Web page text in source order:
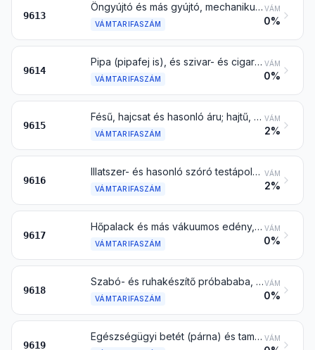
9613
Öngyújtó és más gyújtó, mechanikus vagy elektromos is, és ezek alkatrésze, a tűzkő és a kanóc kivételével
VÁMTARIFASZÁM
VÁM
0%
9614
Pipa (pipafej is), és szivar- és cigarettaszipka és ezek alkatrészei
VÁMTARIFASZÁM
VÁM
0%
9615
Fésű, hajcsat és hasonló áru; hajtű, hullámcsat, hajcsipesz, hajcsavaró és hasonló áru, a 8516 vtsz. alá tartozó kivételével, és mindezek alkatrészei
VÁMTARIFASZÁM
VÁM
2%
9616
Illatszer- és hasonló szóró testápolási célra, és ezekhez szerelék és szórófej; púderpamacs és párna test- és szépségápoló készítmény felviteléhez
VÁMTARIFASZÁM
VÁM
2%
9617
Hőpalack és más vákuumos edény, egészben; ezek alkatrészei, az üvegbetét kivételével
VÁMTARIFASZÁM
VÁM
0%
9618
Szabó- és ruhakészítő próbababa, és más öltöztethető figura; automata és más mozgó figura kirakatkészítéshez
VÁMTARIFASZÁM
VÁM
0%
9619
Egészségügyi betét (párna) és tampon, pelenka, pelenkabetét és hasonló árucikk, bármilyen anyagból VÁM